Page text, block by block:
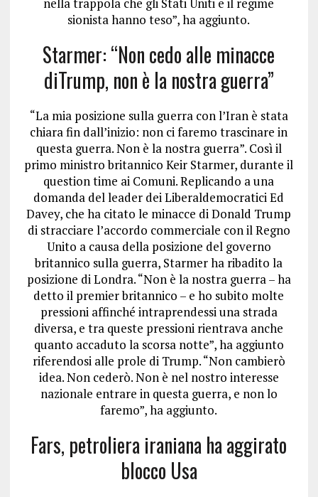
nella trappola che gli Stati Uniti e il regime
sionista hanno teso”, ha aggiunto.
Starmer: “Non cedo alle minacce
diTrump, non è la nostra guerra”
“La mia posizione sulla guerra con l’Iran è stata
chiara fin dall’inizio: non ci faremo trascinare in
questa guerra. Non è la nostra guerra”. Così il
primo ministro britannico Keir Starmer, durante il
question time ai Comuni. Replicando a una
domanda del leader dei Liberaldemocratici Ed
Davey, che ha citato le minacce di Donald Trump
di stracciare l’accordo commerciale con il Regno
Unito a causa della posizione del governo
britannico sulla guerra, Starmer ha ribadito la
posizione di Londra. “Non è la nostra guerra – ha
detto il premier britannico – e ho subito molte
pressioni affinché intraprendessi una strada
diversa, e tra queste pressioni rientrava anche
quanto accaduto la scorsa notte”, ha aggiunto
riferendosi alle prole di Trump. “Non cambierò
idea. Non cederò. Non è nel nostro interesse
nazionale entrare in questa guerra, e non lo
faremo”, ha aggiunto.
Fars, petroliera iraniana ha aggirato
blocco Usa